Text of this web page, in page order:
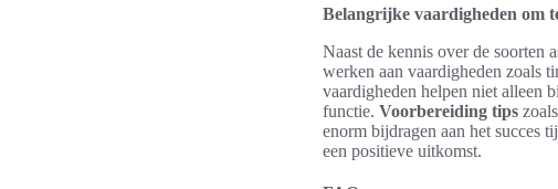
Belangrijke vaardigheden om
Naast de kennis over de soorten
werken aan vaardigheden zoals
vaardigheden helpen niet alleen
functie. Voorbereiding tips
enorm bijdragen aan het succes
een positieve uitkomst.